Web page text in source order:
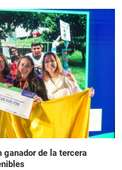
ganador de la tercera